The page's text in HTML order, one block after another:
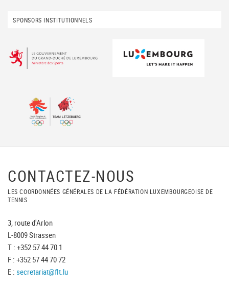
SPONSORS INSTITUTIONNELS
CONTACTEZ-NOUS
LES COORDONNÉES GÉNÉRALES DE LA FÉDÉRATION LUXEMBOURGEOISE DE
TENNIS
3, route d'Arlon
L-8009 Strassen
T : +352 57 44 70 1
F : +352 57 44 70 72
E : secretariat@flt.lu